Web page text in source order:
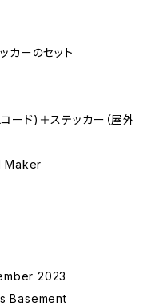
カーのセット
ド)＋ステッカー（屋外
Maker
2023
Basement